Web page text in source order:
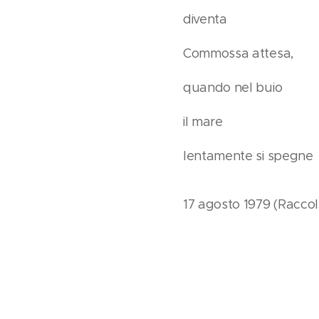
diventa
Commossa attesa,
quando nel buio
il mare
lentamente si spegne
17 agosto 1979